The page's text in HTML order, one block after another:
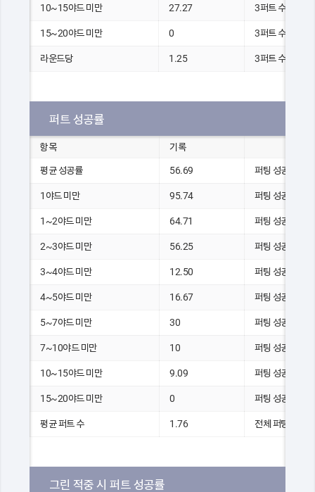
10~15야드 미만 27.27 3퍼트 수
15~20야드 미만 0 3퍼트 수
라운드당 1.25 3퍼트 수
퍼트 성공률
항목 기록
평균 성공률 56.69 퍼팅 성공 횟수
1야드 미만 95.74 퍼팅 성공 횟수
1~2야드 미만 64.71 퍼팅 성공 횟수
2~3야드 미만 56.25 퍼팅 성공 횟수
3~4야드 미만 12.50 퍼팅 성공 횟수
4~5야드 미만 16.67 퍼팅 성공 횟수
5~7야드 미만 30 퍼팅 성공 횟수
7~10야드 미만 10 퍼팅 성공 횟수
10~15야드 미만 9.09 퍼팅 성공 횟수
15~20야드 미만 0 퍼팅 성공 횟수
평균 퍼트 수 1.76 전체 퍼팅 수
그린 적중 시 퍼트 성공률